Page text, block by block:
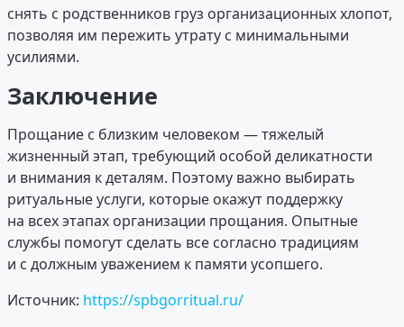
снять с родственников груз организационных хлопот,
позволяя им пережить утрату с минимальными
усилиями.
Заключение
Прощание с близким человеком — тяжелый
жизненный этап, требующий особой деликатности
и внимания к деталям. Поэтому важно выбирать
ритуальные услуги, которые окажут поддержку
на всех этапах организации прощания. Опытные
службы помогут сделать все согласно традициям
и с должным уважением к памяти усопшего.
Источник: https://spbgorritual.ru/